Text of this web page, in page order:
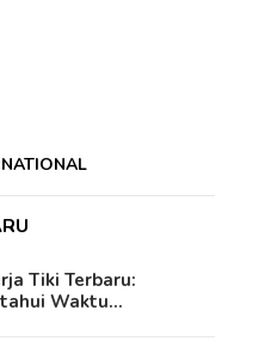
Tiki Terbaru:
Waktu…